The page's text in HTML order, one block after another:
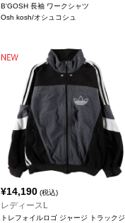
B'GOSH 長袖 ワークシャツ
Osh kosh/オシュコシュ
¥14,190 (税込)
レディースL
トレフォイルロゴ ジャージ トラックジ